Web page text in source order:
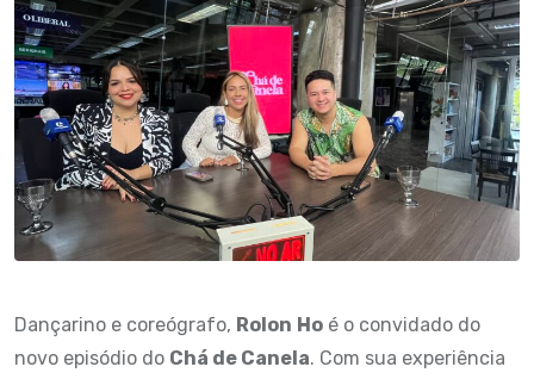
Dançarino e coreógrafo, Rolon Ho é o convidado do
novo episódio do Chá de Canela. Com sua experiência